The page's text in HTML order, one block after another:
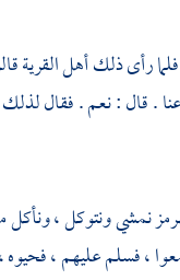
رأى ذلك أهل القرية
. قال : نعم . فقال
نمشي ونتوكل ، ونأكل
، فسلم عليهم ،